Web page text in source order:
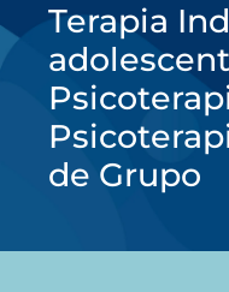
Terapia
de Grupo